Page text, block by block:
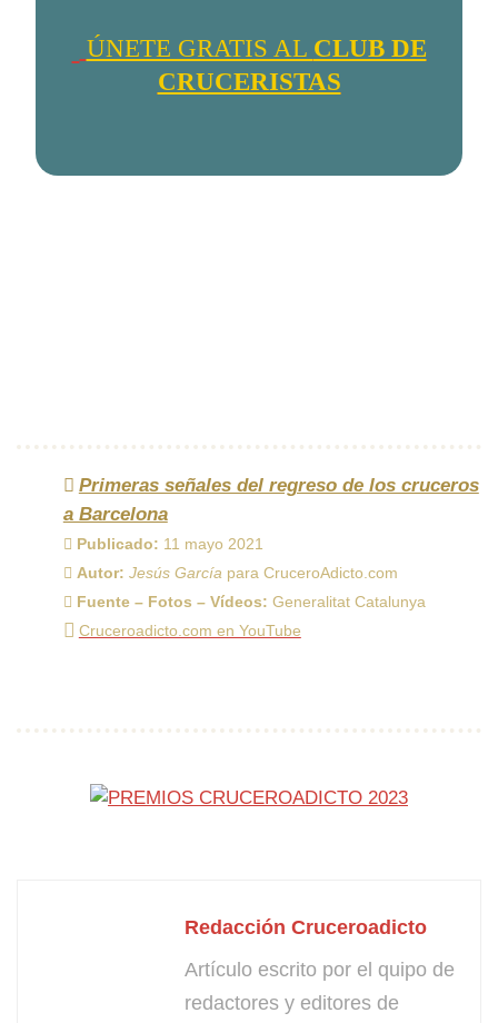
ÚNETE GRATIS AL CLUB DE
CRUCERISTAS
Primeras señales del regreso de los cruceros
a Barcelona
Publicado: 11 mayo 2021
Autor: Jesús García para CruceroAdicto.com
Fuente – Fotos – Vídeos: Generalitat Catalunya
Cruceroadicto.com en YouTube
Redacción Cruceroadicto
Artículo escrito por el quipo de
redactores y editores de